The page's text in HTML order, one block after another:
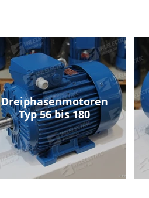
Dreiphasenmotoren
Typ 56 bis 180